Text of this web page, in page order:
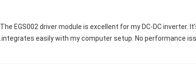
The EGS002 driver module is excellent for my DC-DC inverter.
integrates easily with my computer setup. No performance